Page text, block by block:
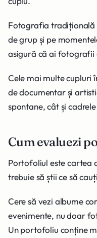
Fotografia tradițională
de grup și pe
asigură că ai fotografii
Cele mai multe cupluri
de documentar și
spontane, cât și
Cum evaluezi
Portofoliul este cartea
trebuie să știi ce să
Cere să vezi albume
evenimente, nu doar
Un portofoliu conține